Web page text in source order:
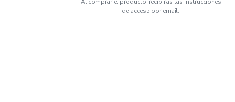
Al comprar el producto, recibirás las instrucciones
de acceso por email.